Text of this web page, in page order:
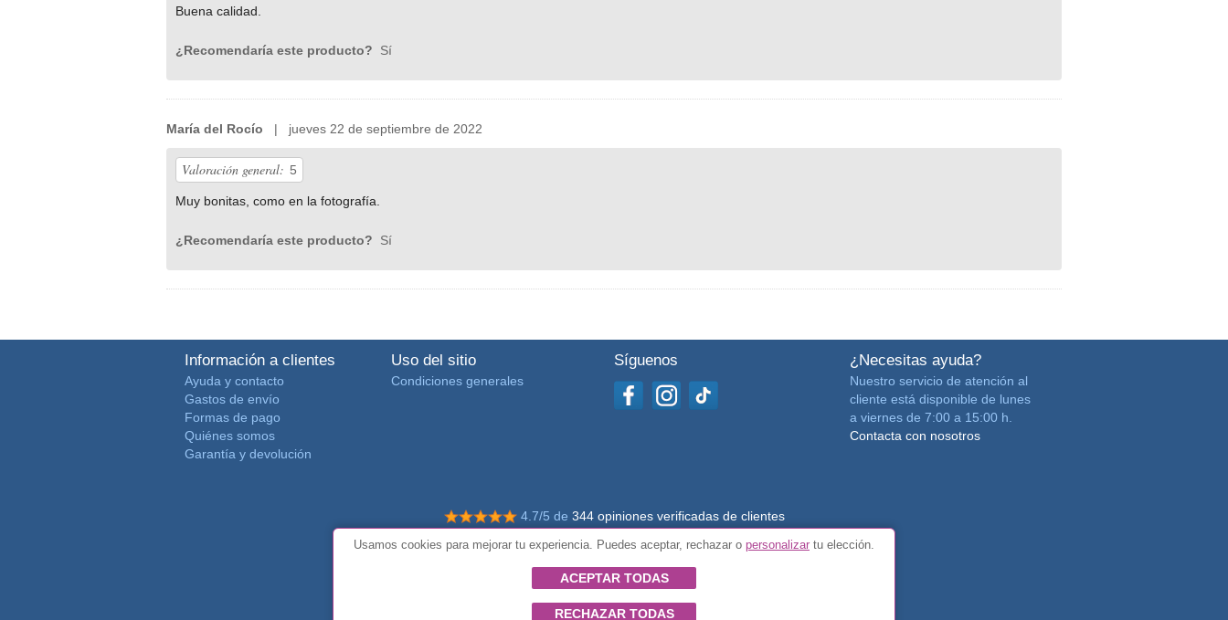
Buena calidad.
¿Recomendaría este producto? Sí
María del Rocío | jueves 22 de septiembre de 2022
Valoración general: 5
Muy bonitas, como en la fotografía.
¿Recomendaría este producto? Sí
Información a clientes
Ayuda y contacto
Gastos de envío
Formas de pago
Quiénes somos
Garantía y devolución
Uso del sitio
Condiciones generales
Síguenos ¿Necesitas ayuda?
Nuestro servicio de atención al
cliente está disponible de lunes
a viernes de 7:00 a 15:00 h.
Contacta con nosotros
4.7/5 de 344 opiniones verificadas de clientes
© Todos los derechos reservados Impulsivos
Usamos cookies para mejorar tu experiencia. Puedes aceptar, rechazar o personalizar tu elección.
ACEPTAR TODAS
RECHAZAR TODAS